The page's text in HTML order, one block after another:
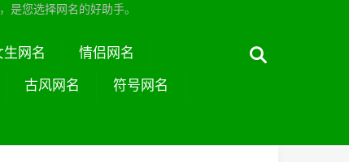
是您选择网名的好助手。
生网名 情侣网名
古风网名 符号网名